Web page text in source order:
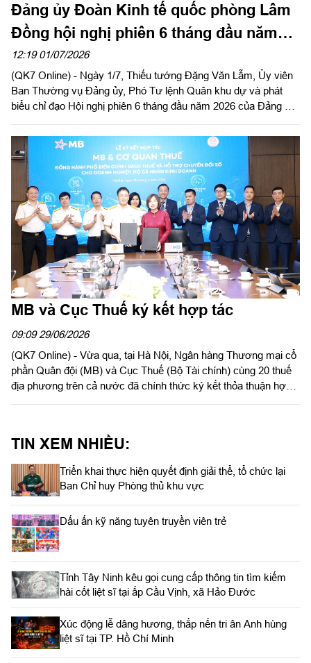
Đảng ủy Đoàn Kinh tế quốc phòng Lâm
Đồng hội nghị phiên 6 tháng đầu năm
2026
12:19 01/07/2026
(QK7 Online) - Ngày 1/7, Thiếu tướng Đặng Văn Lẫm, Ủy viên
Ban Thường vụ Đảng ủy, Phó Tư lệnh Quân khu dự và phát
biểu chỉ đạo Hội nghị phiên 6 tháng đầu năm 2026 của Đảng ủy
Thúy, Bí thư Đảng ủy, Chính trị viên Đoàn Kinh tế quốc phòng
Lâm Đồng chủ trì hội nghị.
MB và Cục Thuế ký kết hợp tác
09:09 29/06/2026
(QK7 Online) - Vừa qua, tại Hà Nội, Ngân hàng Thương mại cổ
phần Quân đội (MB) và Cục Thuế (Bộ Tài chính) cùng 20 thuế
địa phương trên cả nước đã chính thức ký kết thỏa thuận hợp
cận các giải pháp tài chính - ngân hàng hiện đại.
TIN XEM NHIỀU:
Triển khai thực hiện quyết định giải thể, tổ chức lại
Ban Chỉ huy Phòng thủ khu vực
Dấu ấn kỹ năng tuyên truyền viên trẻ
Tỉnh Tây Ninh kêu gọi cung cấp thông tin tìm kiếm
hài cốt liệt sĩ tại ấp Cầu Vịnh, xã Hảo Đước
Xúc động lễ dâng hương, thắp nến tri ân Anh hùng
liệt sĩ tại TP. Hồ Chí Minh